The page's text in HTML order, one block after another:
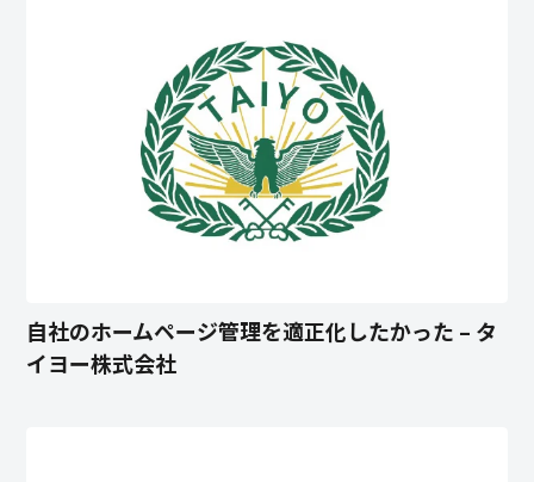
自社のホームページ管理を適正化したかった – タ
イヨー株式会社